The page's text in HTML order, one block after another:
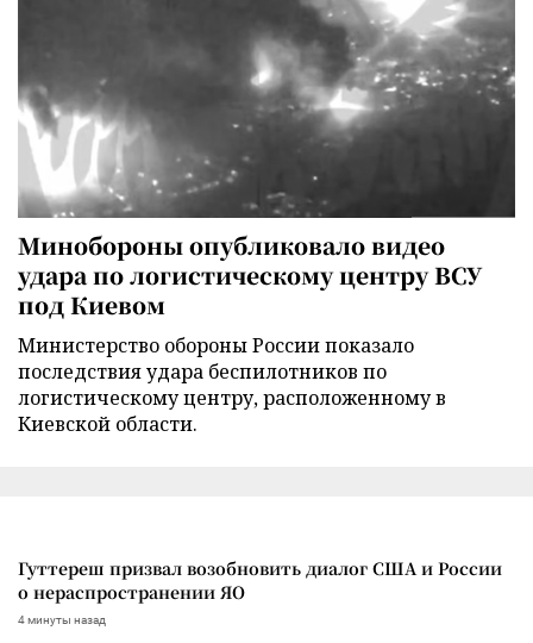
Минобороны опубликовало видео
удара по логистическому центру ВСУ
под Киевом
Министерство обороны России показало
последствия удара беспилотников по
логистическому центру, расположенному в
Киевской области.
Гуттереш призвал возобновить диалог США и России
о нераспространении ЯО
4 минуты назад